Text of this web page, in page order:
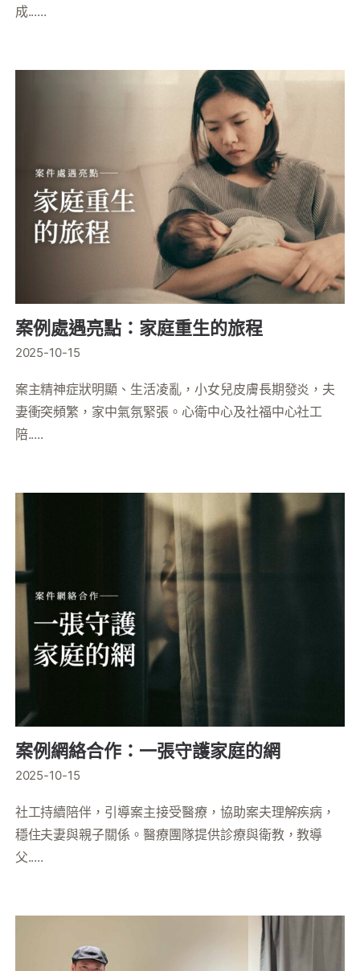
成......
案例處遇亮點：家庭重生的旅程
2025-10-15
案主精神症狀明顯、生活凌亂，小女兒皮膚長期發炎，夫
妻衝突頻繁，家中氣氛緊張。心衛中心及社福中心社工
陪.....
案例網絡合作：一張守護家庭的網
2025-10-15
社工持續陪伴，引導案主接受醫療，協助案夫理解疾病，
穩住夫妻與親子關係。醫療團隊提供診療與衛教，教導
父.....